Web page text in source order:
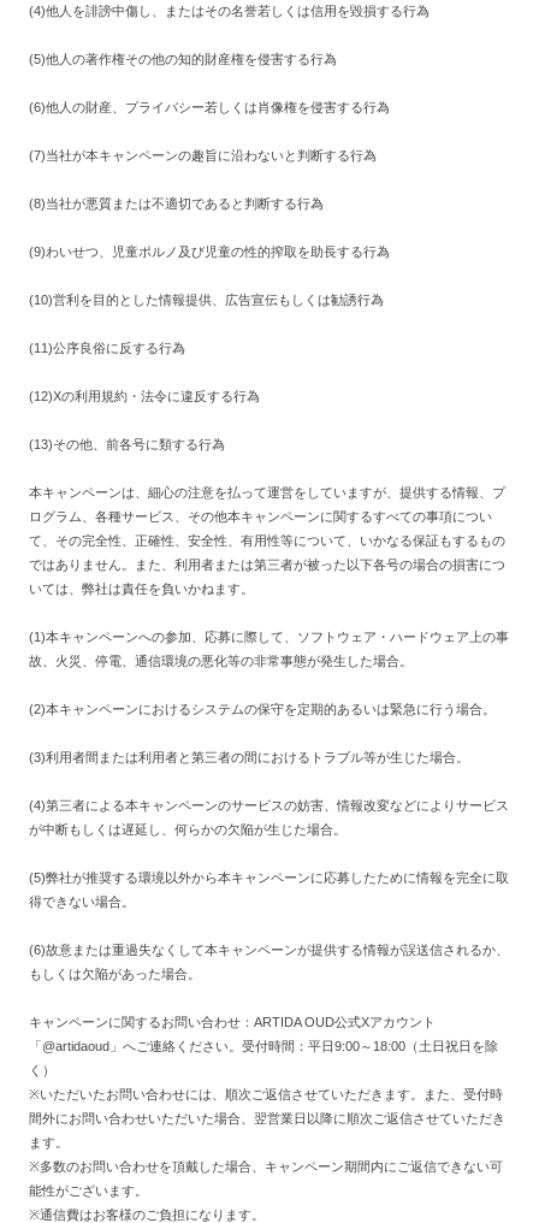
(4)他人を誹謗中傷し、またはその名誉若しくは信用を毀損する行為
(5)他人の著作権その他の知的財産権を侵害する行為
(6)他人の財産、プライバシー若しくは肖像権を侵害する行為
(7)当社が本キャンペーンの趣旨に沿わないと判断する行為
(8)当社が悪質または不適切であると判断する行為
(9)わいせつ、児童ポルノ及び児童の性的搾取を助長する行為
(10)営利を目的とした情報提供、広告宣伝もしくは勧誘行為
(11)公序良俗に反する行為
(12)Xの利用規約・法令に違反する行為
(13)その他、前各号に類する行為
本キャンペーンは、細心の注意を払って運営をしていますが、提供する情報、プ
ログラム、各種サービス、その他本キャンペーンに関するすべての事項につい
て、その完全性、正確性、安全性、有用性等について、いかなる保証もするもの
ではありません。また、利用者または第三者が被った以下各号の場合の損害につ
いては、弊社は責任を負いかねます。
(1)本キャンペーンへの参加、応募に際して、ソフトウェア・ハードウェア上の事
故、火災、停電、通信環境の悪化等の非常事態が発生した場合。
(2)本キャンペーンにおけるシステムの保守を定期的あるいは緊急に行う場合。
(3)利用者間または利用者と第三者の間におけるトラブル等が生じた場合。
(4)第三者による本キャンペーンのサービスの妨害、情報改変などによりサービス
が中断もしくは遅延し、何らかの欠陥が生じた場合。
(5)弊社が推奨する環境以外から本キャンペーンに応募したために情報を完全に取
得できない場合。
(6)故意または重過失なくして本キャンペーンが提供する情報が誤送信されるか、
もしくは欠陥があった場合。
キャンペーンに関するお問い合わせ：ARTIDA OUD公式Xアカウント
「@artidaoud」へご連絡ください。受付時間：平日9:00～18:00（土日祝日を除
く）
※いただいたお問い合わせには、順次ご返信させていただきます。また、受付時
間外にお問い合わせいただいた場合、翌営業日以降に順次ご返信させていただき
ます。
※多数のお問い合わせを頂戴した場合、キャンペーン期間内にご返信できない可
能性がございます。
※通信費はお客様のご負担になります。